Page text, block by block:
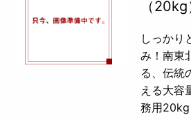
（20kg
しっかり
み！南東
る、伝統
える大容
務用20kg